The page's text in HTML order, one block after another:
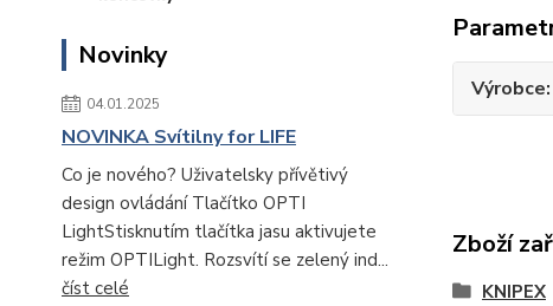
Novinky
04.01.2025
NOVINKA Svítilny for LIFE
Co je nového? Uživatelsky přívětivý
design ovládání Tlačítko OPTI
LightStisknutím tlačítka jasu aktivujete
režim OPTILight. Rozsvítí se zelený ind...
číst celé
Výrobce
Zboží
KNIPEX